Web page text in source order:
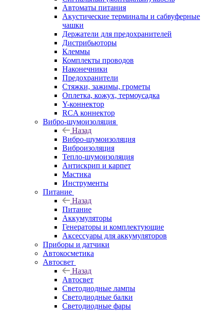
Автоматы питания
Акустические терминалы и сабвуферные
чашки
Держатели для предохранителей
Дистрибьюторы
Клеммы
Комплекты проводов
Наконечники
Предохранители
Стяжки, зажимы, грометы
Оплетка, кожух, термоусадка
Y-коннектор
RCA коннектор
Вибро-шумоизоляция
Назад
Вибро-шумоизоляция
Виброизоляция
Тепло-шумоизоляция
Антискрип и карпет
Мастика
Инструменты
Питание
Назад
Питание
Аккумуляторы
Генераторы и комплектующие
Аксессуары для аккумуляторов
Приборы и датчики
Автокосметика
Автосвет
Назад
Автосвет
Светодиодные лампы
Светодиодные балки
Светодиодные фары